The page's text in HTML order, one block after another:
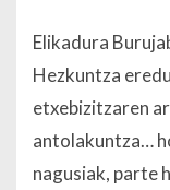
Elikadura
Hezkuntza
etxebizitzaren
antolakuntza…
nagusiak, parte